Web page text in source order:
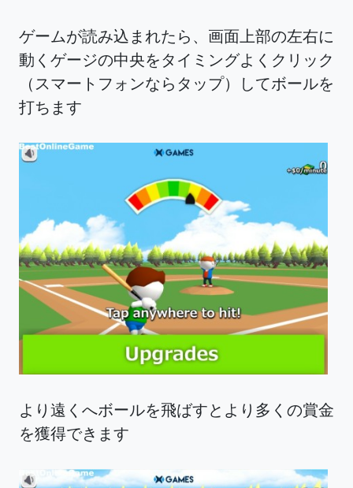
ゲームが読み込まれたら、画面上部の左右に
動くゲージの中央をタイミングよくクリック
（スマートフォンならタップ）してボールを
打ちます
より遠くへボールを飛ばすとより多くの賞金
を獲得できます